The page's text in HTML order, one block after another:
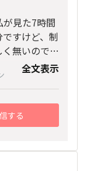
見た7時間
すけど、制
無いのでは
トレス無い
全文表示
する